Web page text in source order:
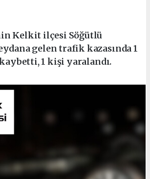
Kelkit ilçesi Söğütlü
gelen trafik kazasında 1
1 kişi yaralandı.